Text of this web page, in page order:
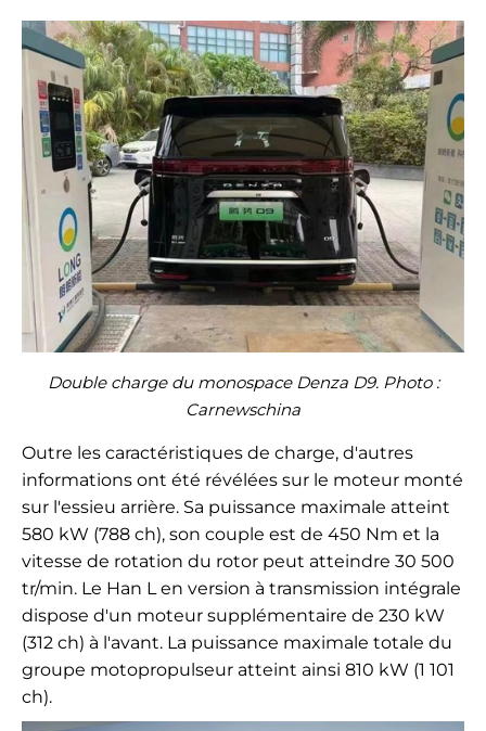
Double charge du monospace Denza D9. Photo :
Carnewschina
Outre les caractéristiques de charge, d'autres
informations ont été révélées sur le moteur monté
sur l'essieu arrière. Sa puissance maximale atteint
580 kW (788 ch), son couple est de 450 Nm et la
vitesse de rotation du rotor peut atteindre 30 500
tr/min. Le Han L en version à transmission intégrale
dispose d'un moteur supplémentaire de 230 kW
(312 ch) à l'avant. La puissance maximale totale du
groupe motopropulseur atteint ainsi 810 kW (1 101
ch).